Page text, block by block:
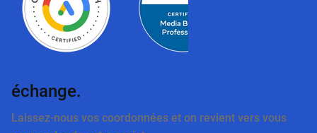
échange.
Laissez-nous vos coordonnées et on revient vers vous